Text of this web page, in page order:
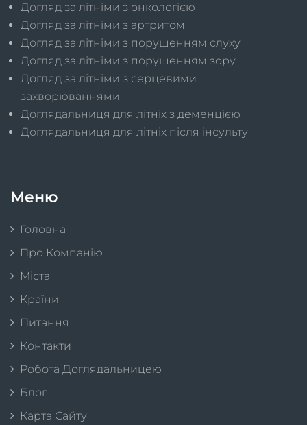
Догляд за літніми з онкологією
Догляд за літніми з артритом
Догляд за літніми з порушенням слуху
Догляд за літніми з порушенням зору
Догляд за літніми з серцевими
захворюваннями
Доглядальниця для літніх з деменцією
Доглядальниця для літніх після інсульту
Меню
Головна
Про Компанію
Міста
Країни
Питання
Контакти
Робота Доглядальницею
Блог
Карта Сайту